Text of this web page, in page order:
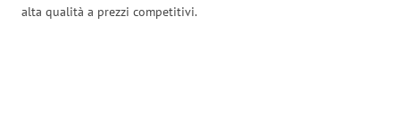
alta qualità a prezzi competitivi.